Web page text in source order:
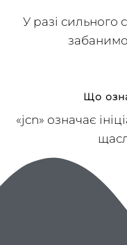
**СПАМ**. За
У разі сильного
Що
«jcn» означає